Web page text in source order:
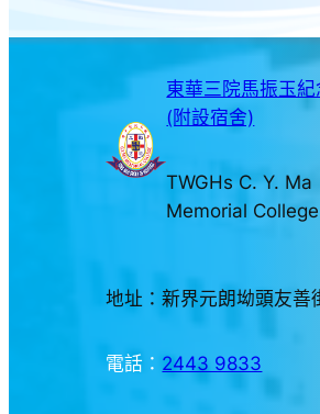
東華三院馬振玉紀
(附設宿舍)
TWGHs C. Y. Ma
Memorial College
地址：新界元朗坳頭友善
電話： 2443 9833